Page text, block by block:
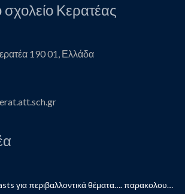
σχολείο Κερατέας
190 01, Ελλάδα
Τα πρώτα μας podcasts για περιβαλλοντικά θέματα…. παρακολουθήστε μας…